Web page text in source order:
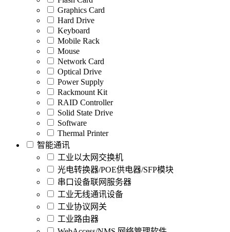
Graphics Card
Hard Drive
Keyboard
Mobile Rack
Mouse
Network Card
Optical Drive
Power Supply
Rackmount Kit
RAID Controller
Solid State Drive
Software
Thermal Printer
智能通讯
工业以太网交换机
光电转换器/POE供电器/SFP模块
串口设备联网服务器
工业无线通讯设备
工业协议网关
工业路由器